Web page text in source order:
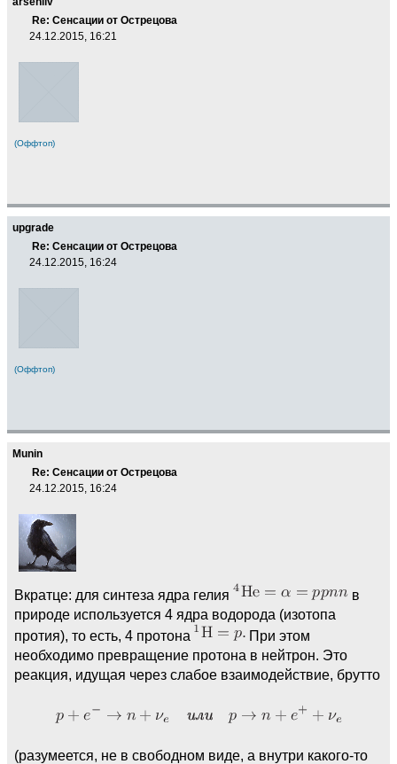
Re: Сенсации от Острецова
24.12.2015, 16:21
(Оффтоп)
upgrade
Re: Сенсации от Острецова
24.12.2015, 16:24
(Оффтоп)
Munin
Re: Сенсации от Острецова
24.12.2015, 16:24
Вкратце: для синтеза ядра гелия
в
природе используется 4 ядра водорода (изотопа
протия), то есть, 4 протона
При этом
необходимо превращение протона в нейтрон. Это
реакция, идущая через слабое взаимодействие, брутто
(разумеется, не в свободном виде, а внутри какого-то